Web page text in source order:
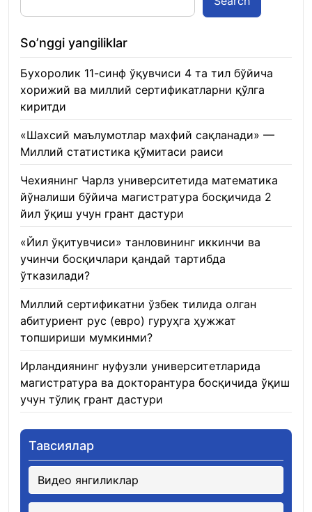
So’nggi yangiliklar
Бухоролик 11-синф ўқувчиси 4 та тил бўйича
хорижий ва миллий сертификатларни қўлга
киритди
«Шахсий маълумотлар махфий сақланади» —
Миллий статистика қўмитаси раиси
Чехиянинг Чарлз университетида математика
йўналиши бўйича магистратура босқичида 2
йил ўқиш учун грант дастури
«Йил ўқитувчиси» танловининг иккинчи ва
учинчи босқичлари қандай тартибда
ўтказилади?
Миллий сертификатни ўзбек тилида олган
абитуриент рус (евро) гуруҳга ҳужжат
топшириши мумкинми?
Ирландиянинг нуфузли университетларида
магистратура ва докторантура босқичида ўқиш
учун тўлиқ грант дастури
Тавсиялар
Видео янгиликлар